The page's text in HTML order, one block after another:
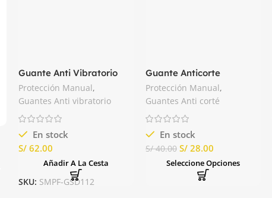
Guante Anti Vibratorio
NYSOS VV904 Delta Plus
Protección Manual,
Guantes Anti vibratorio
En stock
S/
Añadir A La Cesta
SKU: SMPF-GSD112
Guante Anticorte
Econoflex Amarillo Zeus
Protección Manual,
Guantes Anti corté
En stock
S/40.00 S/28.00
Seleccione Opciones